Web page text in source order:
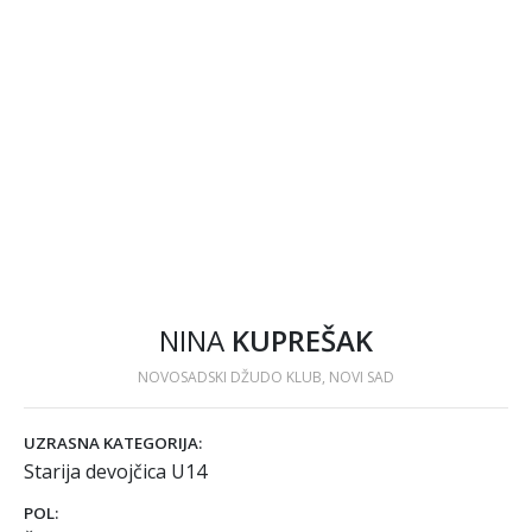
NINA KUPREŠAK
NOVOSADSKI DŽUDO KLUB, NOVI SAD
UZRASNA KATEGORIJA:
Starija devojčica U14
POL: